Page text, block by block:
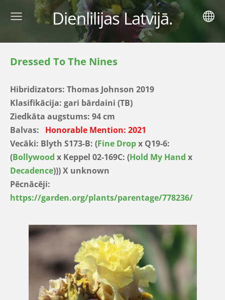
Dienlilijas Latvijā.
Dressed To The Nines
Hibridizators: Thomas Johnson 2019
Klasifikācija: gari bārdaini (TB)
Ziedkāta augstums: 94 cm
Balvas: Honorable Mention: 2021
Vecāki: Blyth S173-B: (Fine Dropx Q19-6:
(Bollywood x Keppel 02-169C: (Hold My Hand x
Decadence))) X unknown
Pēcnācēji:
https://garden.org/plants/parentage/778236/